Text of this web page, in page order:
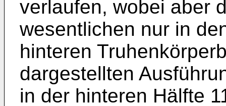
verlaufen, wobei aber
wesentlichen nur in
hinteren
dargestellten
in der hinteren Hälfte